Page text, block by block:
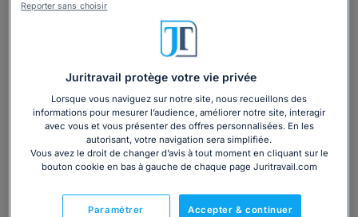
Vous souhaitez une consultation par
téléphone ?
Consulter immédiatement
vendredi)
Juritravail protège votre vie privée
Lorsque vous naviguez sur notre site, nous recueillons des
informations pour mesurer l’audience, améliorer notre site, interagir
avec vous et vous présenter des offres personnalisées. En les
autorisant, votre navigation sera simplifiée.
Vous avez le droit de changer d’avis à tout moment en cliquant sur le
bouton cookie en bas à gauche de chaque page Juritravail.com
Accepter & continuer
Paramétrer
Reporter sans choisir